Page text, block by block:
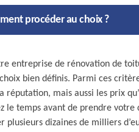
procéder au choix ?
entreprise de rénovation de
bien définis. Parmi ces
réputation, mais aussi les prix
le temps avant de prendre
dizaines de milliers